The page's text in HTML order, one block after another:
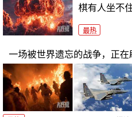
棋有人坐不
最热
一场被世界遗忘的战争，正在